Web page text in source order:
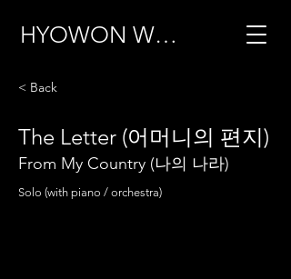
HYOWON WOO
< Back
The Letter (어머니의 편지)
From My Country (나의 나라)
Solo (with piano / orchestra)